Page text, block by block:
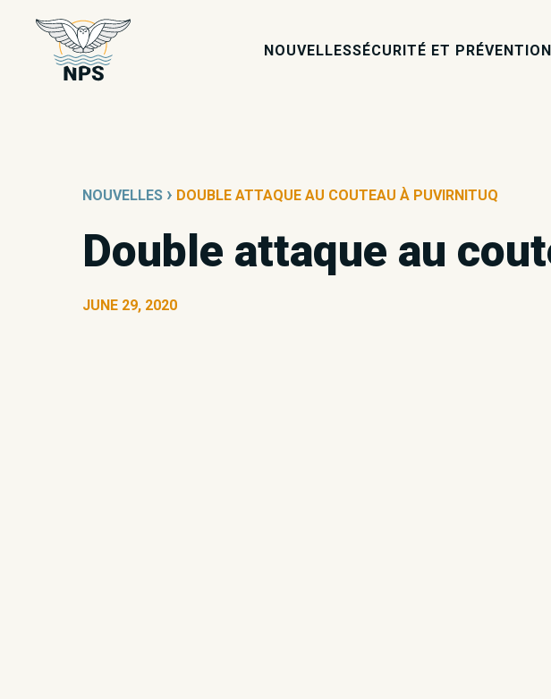
NOUVELLESSÉCURITÉ ET PRÉVENTION
NOUVELLES › DOUBLE ATTAQUE AU COUTEAU À PUVIRNITUQ
Double attaque au
JUNE 29, 2020